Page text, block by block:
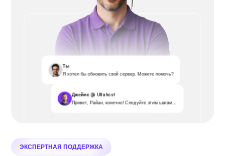
Ты
Я хотел бы обновить свой сервер. Можете помочь?
Джеймс @ Ultahost
Привет, Райан, конечно! Следуйте этим шагам...
ЭКСПЕРТНАЯ ПОДДЕРЖКА